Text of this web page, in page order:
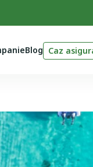
Blog Caz